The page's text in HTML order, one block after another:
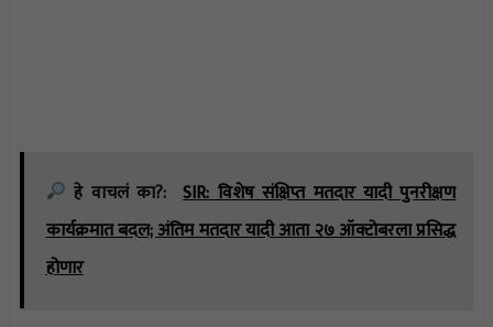
हे वाचलं का?: SIR: विशेष संक्षिप्त मतदार यादी पुनरीक्षण
कार्यक्रमात बदल; अंतिम मतदार यादी आता २७ ऑक्टोबरला प्रसिद्ध
होणार